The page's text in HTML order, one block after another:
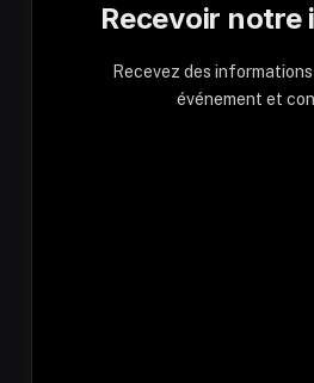
Recevoir
Recevez des
événement et